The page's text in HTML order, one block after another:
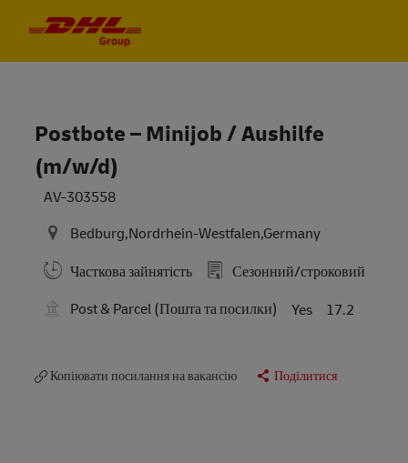
Postbote – Minijob / Aushilfe
(m/w/d)
AV-303558
Bedburg,Nordrhein-Westfalen,Germany
Часткова зайнятість
Сезонний/строковий
Post & Parcel (Пошта та посилки)
Yes 17.2
Копіювати посилання на вакансію Поділитися